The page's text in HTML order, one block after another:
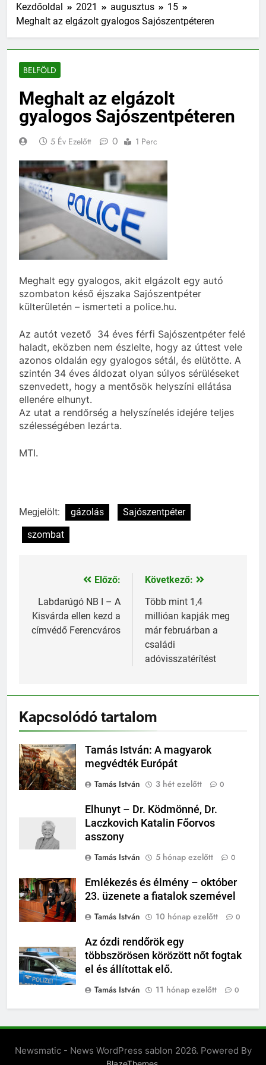
Kezdőoldal 2021 augusztus
15
Meghalt az elgázolt gyalogos Sajószentpéteren
BELFÖLD
Meghalt az elgázolt
gyalogos Sajószentpéteren
5 Év Ezelőtt 0 1 Perc
Meghalt egy gyalogos, akit elgázolt egy autó
szombaton késő éjszaka Sajószentpéter
külterületén – ismerteti a police.hu.
Az autót vezető 34 éves férfi Sajószentpéter felé
haladt, eközben nem észlelte, hogy az úttest vele
azonos oldalán egy gyalogos sétál, és elütötte. A
szintén 34 éves áldozat olyan súlyos sérüléseket
szenvedett, hogy a mentősök helyszíni ellátása
ellenére elhunyt.
Az utat a rendőrség a helyszínelés idejére teljes
szélességében lezárta.
MTI.
Megjelölt: gázolás
Sajószentpéter
szombat
Bejegyzés
navigáció
Előző:
Labdarúgó NB I – A
Kisvárda ellen kezd a
címvédő Ferencváros
Következő:
Több mint 1,4
millióan kapják meg
már februárban a
családi
adóvisszatérítést
Kapcsolódó tartalom
Tamás István: A magyarok
megvédték Európát
Tamás István
3 hét ezelőtt 0
Elhunyt – Dr. Ködmönné, Dr.
Laczkovich Katalin Főorvos
asszony
Tamás István
5 hónap ezelőtt 0
Emlékezés és élmény – október
23. üzenete a fiatalok szemével
Tamás István
10 hónap ezelőtt 0
Az ózdi rendőrök egy
többszörösen körözött nőt fogtak
el és állítottak elő.
Tamás István
11 hónap ezelőtt 0
Newsmatic - News WordPress sablon 2026. Powered By